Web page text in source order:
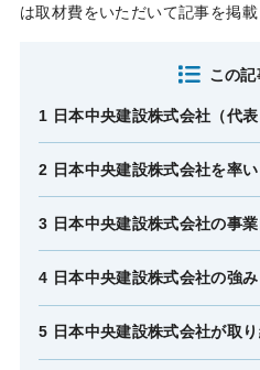
は取材費をいただいて記事を掲載
この
1 日本中央建設株式会社（代
2 日本中央建設株式会社を率
3 日本中央建設株式会社の事
4 日本中央建設株式会社の強み
5 日本中央建設株式会社が取